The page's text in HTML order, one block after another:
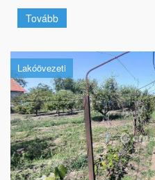
Tovább
Lakóövezeti